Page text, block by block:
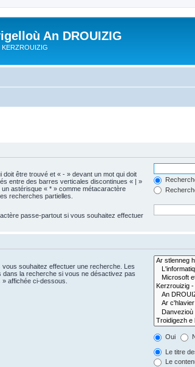
An DROUIZIG
KERZROUIZIG
être trouvé et « - » devant un mot qui doit
entre des barres verticales discontinues « | »
astérisque « * » comme métacaractère
recherches partielles.
passe-partout si vous souhaitez effectuer
souhaitez effectuer une recherche. Les
la recherche si vous ne désactivez pas
affichée ci-dessous.
Oui
Le titre
Le